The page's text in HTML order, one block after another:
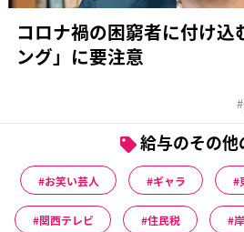
コロナ禍の困窮者に付け込
ング」に要注意
給与のその他
お笑い芸人 ギャラ
関西テレビ 住民税